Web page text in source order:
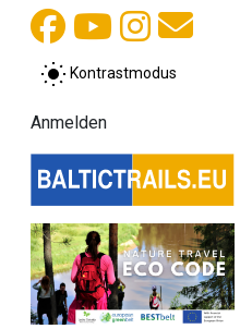
Kontrastmodus
Anmelden